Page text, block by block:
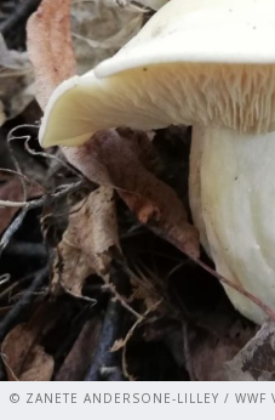
© ZANETE ANDERSONE-LILLEY / WWF